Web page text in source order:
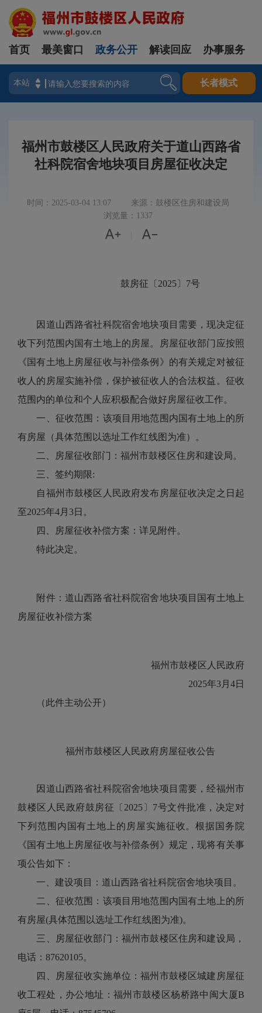
登录
首页 最美窗口 政务公开 解读回应 办事服务
长者模式
福州市鼓楼区人民政府关于道山西路省
社科院宿舍地块项目房屋征收决定
时间：2025-03-04 13:07
来源：鼓楼区住房和建设局
浏览量：1337
 
鼓房征〔2025〕7号
因道山西路省社科院宿舍地块项目需要，现决定征
收下列范围内国有土地上的房屋。房屋征收部门应按照
《国有土地上房屋征收与补偿条例》的有关规定对被征
收人的房屋实施补偿，保护被征收人的合法权益。征收
范围内的单位和个人应积极配合做好房屋征收工作。
一、征收范围：该项目用地范围内国有土地上的所
有房屋（具体范围以选址工作红线图为准）。
二、房屋征收部门：福州市鼓楼区住房和建设局。
三、签约期限:
自福州市鼓楼区人民政府发布房屋征收决定之日起
至2025年4月3日。
四、房屋征收补偿方案：详见附件。
特此决定。
附件：道山西路省社科院宿舍地块项目国有土地上
房屋征收补偿方案
福州市鼓楼区人民政府
2025年3月4日
（此件主动公开）
福州市鼓楼区人民政府房屋征收公告
因道山西路省社科院宿舍地块项目需要，经福州市
鼓楼区人民政府鼓房征〔2025〕7号文件批准，决定对
下列范围内国有土地上的房屋实施征收。根据国务院
《国有土地上房屋征收与补偿条例》规定，现将有关事
项公告如下：
一、建设项目：道山西路省社科院宿舍地块项目。
二、征收范围：该项目用地范围内国有土地上的所
有房屋(具体范围以选址工作红线图为准)。
三、房屋征收部门：福州市鼓楼区住房和建设局，
电话：87620105。
四、房屋征收实施单位：福州市鼓楼区城建房屋征
收工程处，办公地址：福州市鼓楼区杨桥路中闽大厦B